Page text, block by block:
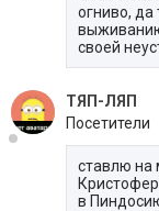
огниво, да
своей
ТЯП-ЛЯП
Посетители
ставлю на
в